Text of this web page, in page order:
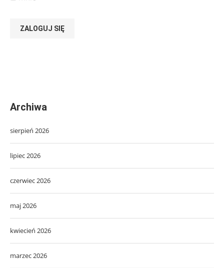
ZALOGUJ SIĘ
Archiwa
sierpień 2026
lipiec 2026
czerwiec 2026
maj 2026
kwiecień 2026
marzec 2026